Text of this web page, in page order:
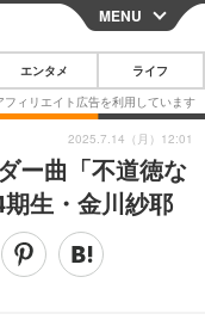
CLOSE
スマートフォン
その他
映画・ドラマ
MENU
エンタメ ライフ
ー曲「不道徳な
生・金川紗耶
2025.7.14（月）12:01